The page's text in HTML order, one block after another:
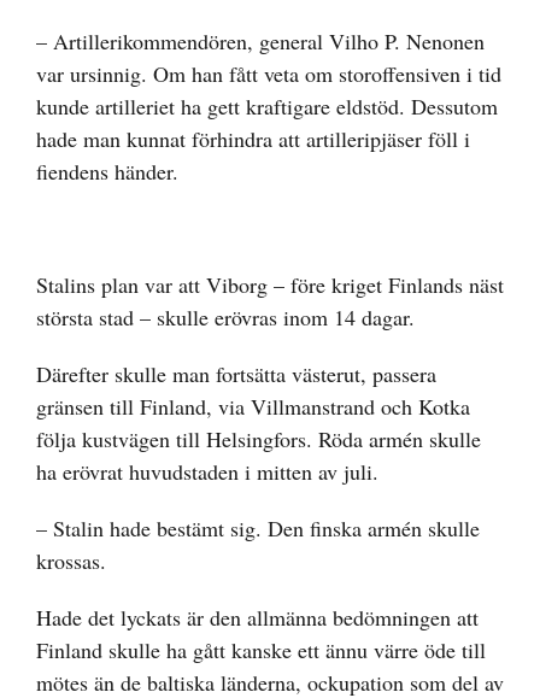
– Artillerikommendören, general Vilho P. Nenonen
var ursinnig. Om han fått veta om storoffensiven i tid
kunde artilleriet ha gett kraftigare eldstöd. Dessutom
hade man kunnat förhindra att artilleripjäser föll i
fiendens händer.
Stalins plan var att Viborg – före kriget Finlands näst
största stad – skulle erövras inom 14 dagar.
­Därefter skulle man fortsätta västerut, passera
gränsen till Finland, via Villmanstrand och Kotka
följa kustvägen till Helsingfors. Röda armén skulle
ha erövrat huvudstaden i mitten av juli.
– Stalin hade bestämt sig. Den finska armén skulle
krossas.
Hade det lyckats är den allmänna bedömningen att
Finland skulle ha gått kanske ett ännu värre öde till
mötes än de baltiska länderna, ockupation som del av